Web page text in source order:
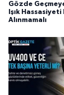
Gözde
Işık
Alınmamalı